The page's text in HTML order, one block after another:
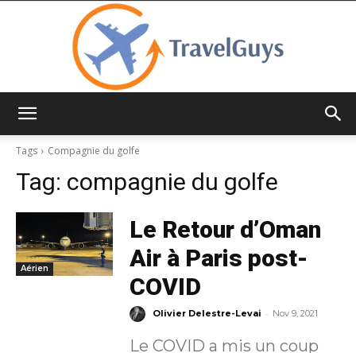
Tags
Compagnie du golfe
Tag: compagnie du golfe
Aérien
Le Retour d’Oman
Air à Paris post-
COVID
Olivier Delestre-Levai - Nov 9, 2021
Le COVID a mis un coup